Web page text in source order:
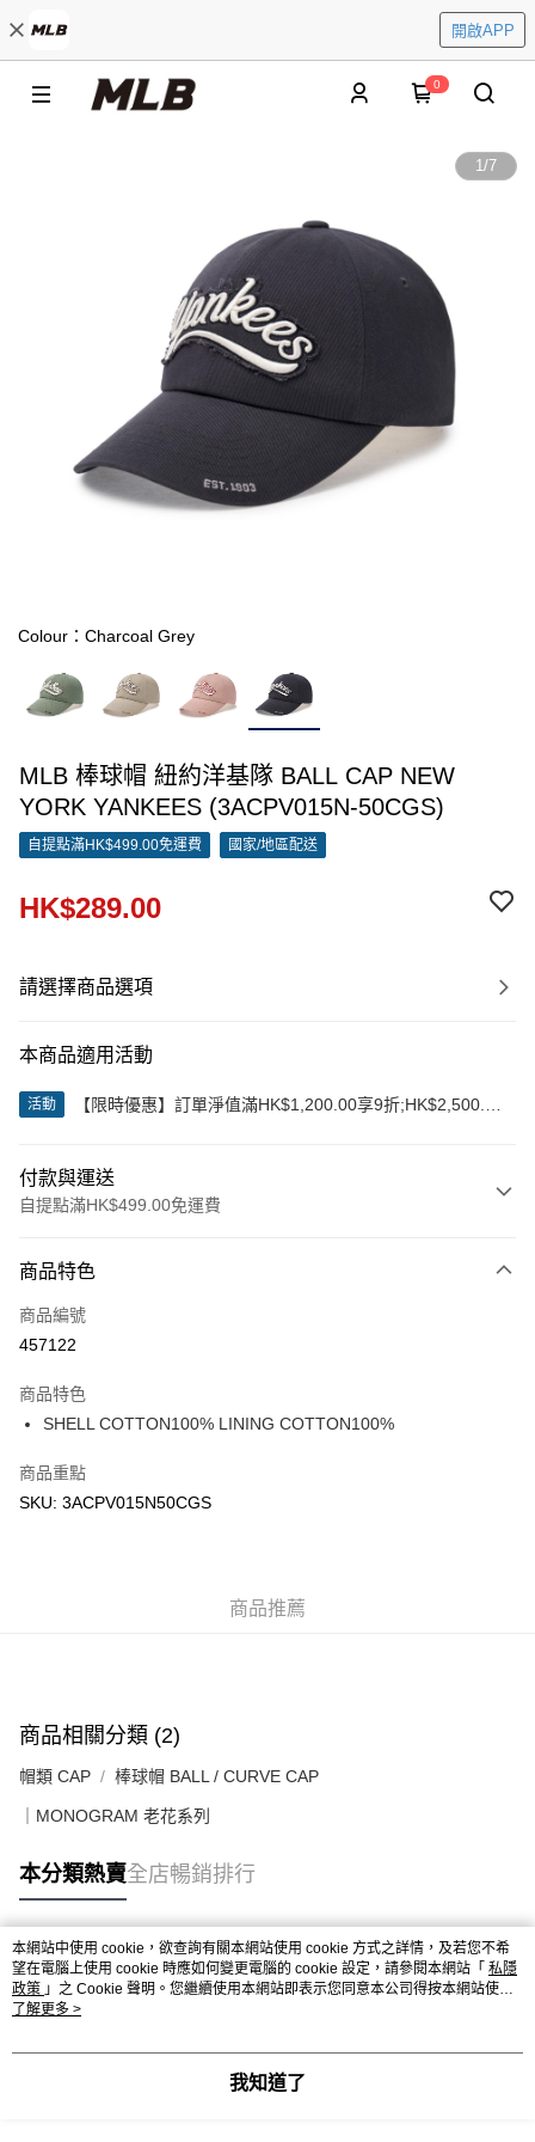
開啟APP
0
1/7
Colour：Charcoal Grey
MLB 棒球帽 紐約洋基隊 BALL CAP NEW
YORK YANKEES (3ACPV015N-50CGS)
自提點滿HK$499.00免運費 國家/地區配送
HK$289.00
請選擇商品選項
本商品適用活動
活動
【限時優惠】訂單淨值滿HK$1,200.00享9折;HK$2,500.00
付款與運送
自提點滿HK$499.00免運費
信用卡
Apple Pay
AlipayHK
WeChat Pay
每筆HK$50.00，滿HK$499.00或以上免運費
配送至澳門
商品特色
商品編號
457122
商品特色
SHELL COTTON100% LINING COTTON100%
商品重點
SKU: 3ACPV015N50CGS
商品推薦
商品相關分類 (2)
帽類 CAP 棒球帽 BALL / CURVE CAP
｜MONOGRAM 老花系列
本分類熱賣全店暢銷排行
熱門標籤
熱銷排行
本網站中使用 cookie，欲查詢有關本網站使用 cookie 方式之詳情，及若您不希
望在電腦上使用 cookie 時應如何變更電腦的 cookie 設定，請參閱本網站「 私隱
政策 」之 Cookie 聲明。您繼續使用本網站即表示您同意本公司得按本網站使用
條款之 Cookie 聲明使用 cookie。
了解更多 >
我知道了